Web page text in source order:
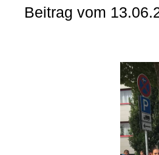
Beitrag vom